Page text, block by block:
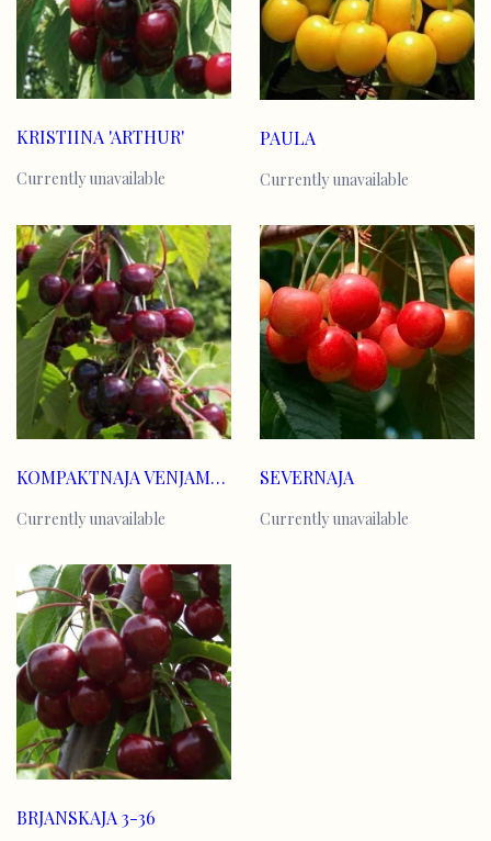
KRISTIINA 'ARTHUR'
Currently unavailable
PAULA
Currently unavailable
KOMPAKTNAJA VENJAMINOVA
Currently unavailable
SEVERNAJA
Currently unavailable
BRJANSKAJA 3-36